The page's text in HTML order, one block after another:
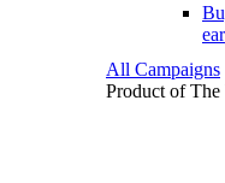
All Campaigns
Product of The